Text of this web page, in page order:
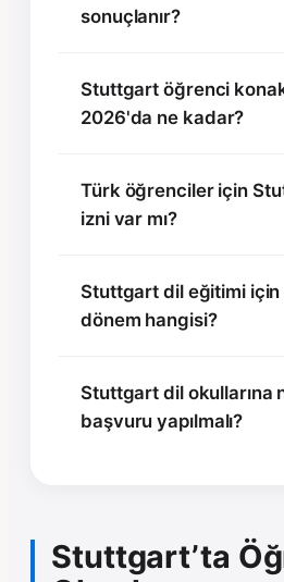
sonuçlanır?
Stuttgart öğrenci
2026'da ne kadar?
Türk öğrenciler için
izni var mı?
Stuttgart dil eğitimi için
dönem hangisi?
Stuttgart dil okullarına
başvuru yapılmalı?
Stuttgart’ta